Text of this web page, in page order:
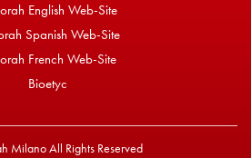
English Web-Site
Spanish Web-Site
French Web-Site
Bioetyc
Milano All Rights Reserved